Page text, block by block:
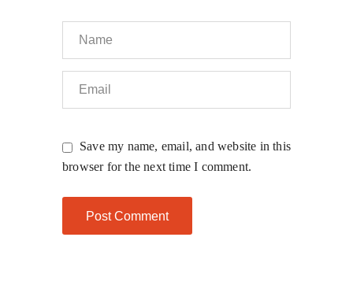
Save my name, email, and website in this
browser for the next time I comment.